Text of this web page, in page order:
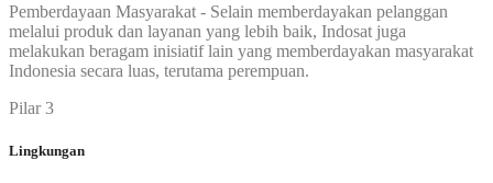
Pemberdayaan Masyarakat - Selain memberdayakan pelanggan
melalui produk dan layanan yang lebih baik, Indosat juga
melakukan beragam inisiatif lain yang memberdayakan masyarakat
Indonesia secara luas, terutama perempuan.
Pilar 3
Lingkungan